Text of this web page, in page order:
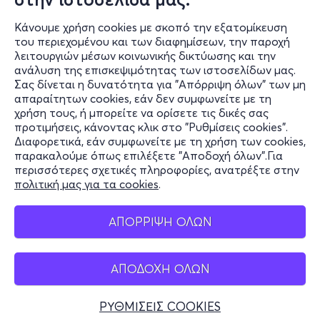
Κάνουμε χρήση cookies με σκοπό την εξατομίκευση
του περιεχομένου και των διαφημίσεων, την παροχή
λειτουργιών μέσων κοινωνικής δικτύωσης και την
ανάλυση της επισκεψιμότητας των ιστοσελίδων μας.
Σας δίνεται η δυνατότητα για "Απόρριψη όλων" των μη
απαραίτητων cookies, εάν δεν συμφωνείτε με τη
χρήση τους, ή μπορείτε να ορίσετε τις δικές σας
προτιμήσεις, κάνοντας κλικ στο "Ρυθμίσεις cookies".
Διαφορετικά, εάν συμφωνείτε με τη χρήση των cookies,
παρακαλούμε όπως επιλέξετε "Αποδοχή όλων".Για
περισσότερες σχετικές πληροφορίες, ανατρέξτε στην
πολιτική μας για τα cookies.
ΑΠΟΡΡΙΨΗ ΟΛΩΝ
ΑΠΟΔΟΧΗ ΟΛΩΝ
ΡΥΘΜΙΣΕΙΣ COOKIES